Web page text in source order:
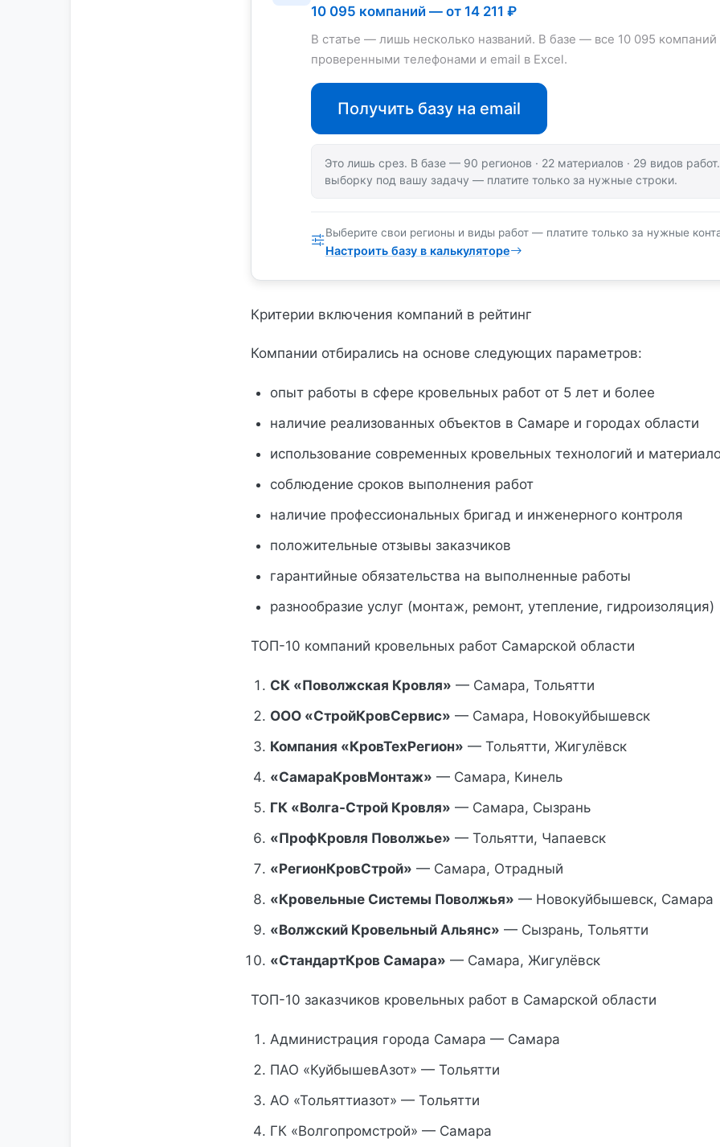
10 095 компаний — от 14 211 ₽
В статье — лишь несколько названий. В базе — все 10 095 компаний
проверенными телефонами и email в Excel.
Получить базу на email
Это лишь срез. В базе — 90 регионов · 22 материалов · 29 видов
выборку под вашу задачу — платите только за нужные строки.
Выберите свои регионы и виды работ — платите только за нужные
Настроить базу в калькуляторе
Критерии включения компаний в рейтинг
Компании отбирались на основе следующих параметров:
опыт работы в сфере кровельных работ от 5 лет и более
наличие реализованных объектов в Самаре и городах области
использование современных кровельных технологий и
соблюдение сроков выполнения работ
наличие профессиональных бригад и инженерного контроля
положительные отзывы заказчиков
гарантийные обязательства на выполненные работы
разнообразие услуг (монтаж, ремонт, утепление, гидроизоляция)
ТОП-10 компаний кровельных работ Самарской области
СК «Поволжская Кровля» — Самара, Тольятти
ООО «СтройКровСервис» — Самара, Новокуйбышевск
Компания «КровТехРегион» — Тольятти, Жигулёвск
«СамараКровМонтаж» — Самара, Кинель
ГК «Волга-Строй Кровля» — Самара, Сызрань
«ПрофКровля Поволжье» — Тольятти, Чапаевск
«РегионКровСтрой» — Самара, Отрадный
«Кровельные Системы Поволжья» — Новокуйбышевск, Самара
«Волжский Кровельный Альянс» — Сызрань, Тольятти
«СтандартКров Самара» — Самара, Жигулёвск
ТОП-10 заказчиков кровельных работ в Самарской области
Администрация города Самара — Самара
ПАО «КуйбышевАзот» — Тольятти
АО «Тольяттиазот» — Тольятти
ГК «Волгопромстрой» — Самара